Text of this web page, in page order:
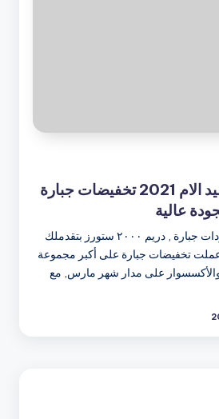
مشاهدة عروض عيد الام 2021 تخفيضات جبارة
علشان الأم بتعمل مجهودات جبارة , دريم ٢٠٠٠ ستورز بتقدملك
عيد الام 2021، عملت تخفيضات جبارة على أكبر مجموعة
والأكسسوار على مدار شهر مارس, مع